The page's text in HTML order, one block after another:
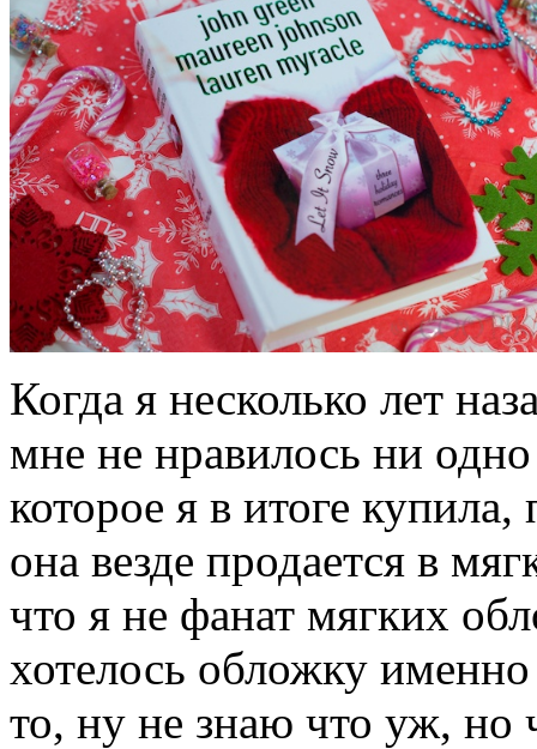
Когда я несколько лет
мне не нравилось ни
которое я в итоге
она везде продается в
что я не фанат мягких
хотелось обложку
то, ну не знаю что уж, но